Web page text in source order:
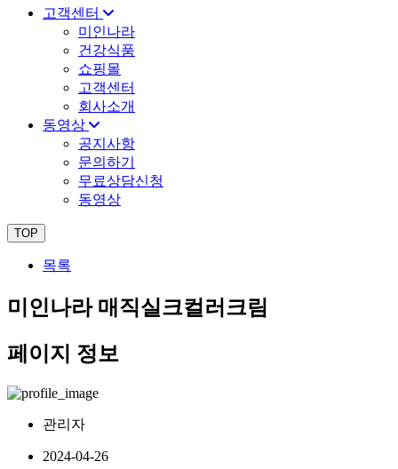
고객센터
미인나라
건강식품
쇼핑몰
고객센터
회사소개
동영상
공지사항
문의하기
무료상담신청
동영상
TOP
목록
미인나라 매직실크컬러크림
페이지 정보
관리자
2024-04-26